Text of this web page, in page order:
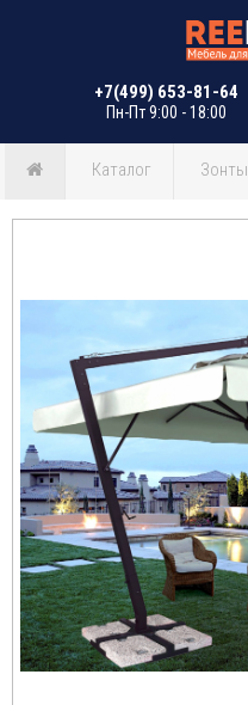
+7(499) 653-81-64
Пн-Пт 9:00 - 18:00
Каталог Зонты